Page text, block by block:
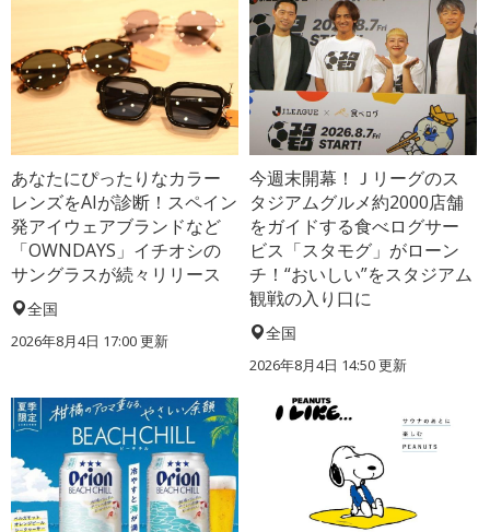
あなたにぴったりなカラー
レンズをAIが診断！スペイン
発アイウェアブランドなど
「OWNDAYS」イチオシの
サングラスが続々リリース
全国
2026年8月4日 17:00更新
今週末開幕！Ｊリーグのス
タジアムグルメ約2000店舗
をガイドする食べログサー
ビス「スタモグ」がローン
チ！“おいしい”をスタジアム
観戦の入り口に
全国
2026年8月4日 14:50更新